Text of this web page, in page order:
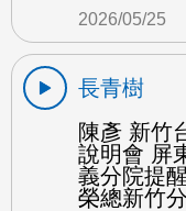
2026/05/25
長青樹
陳彥 新竹
說明會 屏
義分院提
榮總新竹